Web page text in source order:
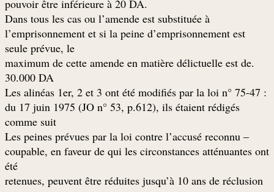
.pouvoir être inférieure à 20 DA
Dans tous les cas ou l’amende est substituée à
l’emprisonnement et si la peine d’emprisonnement est
seule prévue, le
.maximum de cette amende en matière délictuelle est de
30.000 DA
: Les alinéas 1er, 2 et 3 ont été modifiés par la loi n° 75-47
du 17 juin 1975 (JO n° 53, p.612), ils étaient rédigés
comme suit
– Les peines prévues par la loi contre l’accusé reconnu
coupable, en faveur de qui les circonstances atténuantes ont
été
retenues, peuvent être réduites jusqu’à 10 ans de réclusion